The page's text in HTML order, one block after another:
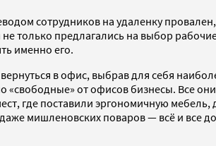
сотрудников на удаленку
только предлагались на выбор
именно его.
в офис, выбрав для себя
«свободные» от офисов бизнесы. Все
где поставили эргономичную
мишленовских поваров — всё и все